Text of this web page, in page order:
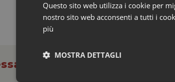
in Regioni e Asl
Questo sito web utilizza i cookie per
nostro sito web acconsenti a tutti i
più
MOSTRA DETTAGLI